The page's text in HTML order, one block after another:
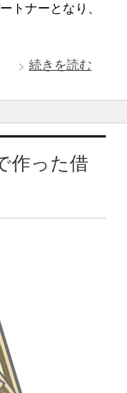
トナーとなり、
続きを読む
作った借